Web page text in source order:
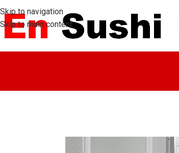
Skip to navigation
Skip to main content